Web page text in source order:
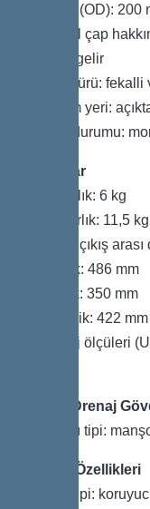
Dış çap (OD): 200
Nominal çap
karşılık gelir
Atık su türü:
Kurulum yeri:
Teslim durumu:
Boyutlar
Net ağırlık: 6 kg
Brüt ağırlık: 11,5 kg
Giriş ve çıkış
Uzunluk: 486 mm
Genişlik: 350 mm
Yükseklik: 422 mm
Ambalaj ölçüleri
Tank / Drenaj
Bağlantı tipi:
Kapak Özellikleri
Kapak tipi: